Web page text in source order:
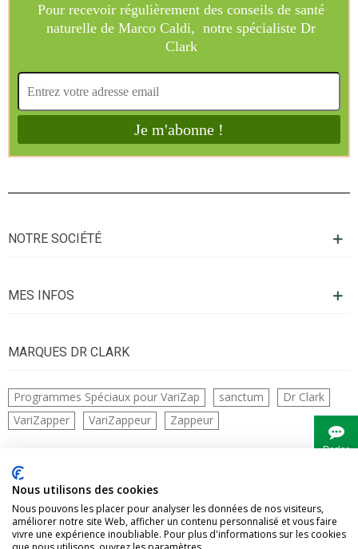
NOTRE SOCIÉTÉ
MES INFOS
MARQUES DR CLARK
Programmes Spéciaux pour VariZap sanctum
Dr Clark
VariZapper
VariZappeur Zappeur
CONTACTS
Parler
Nous utilisons des cookies
Nous pouvons les placer pour analyser les données de nos visiteurs,
améliorer notre site Web, afficher un contenu personnalisé et vous faire
vivre une expérience inoubliable. Pour plus d'informations sur les cookies